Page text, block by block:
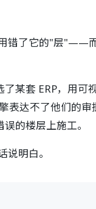
错了它的"层"——
某套 ERP，用
达不了他们的
的楼层上施工。
明白。